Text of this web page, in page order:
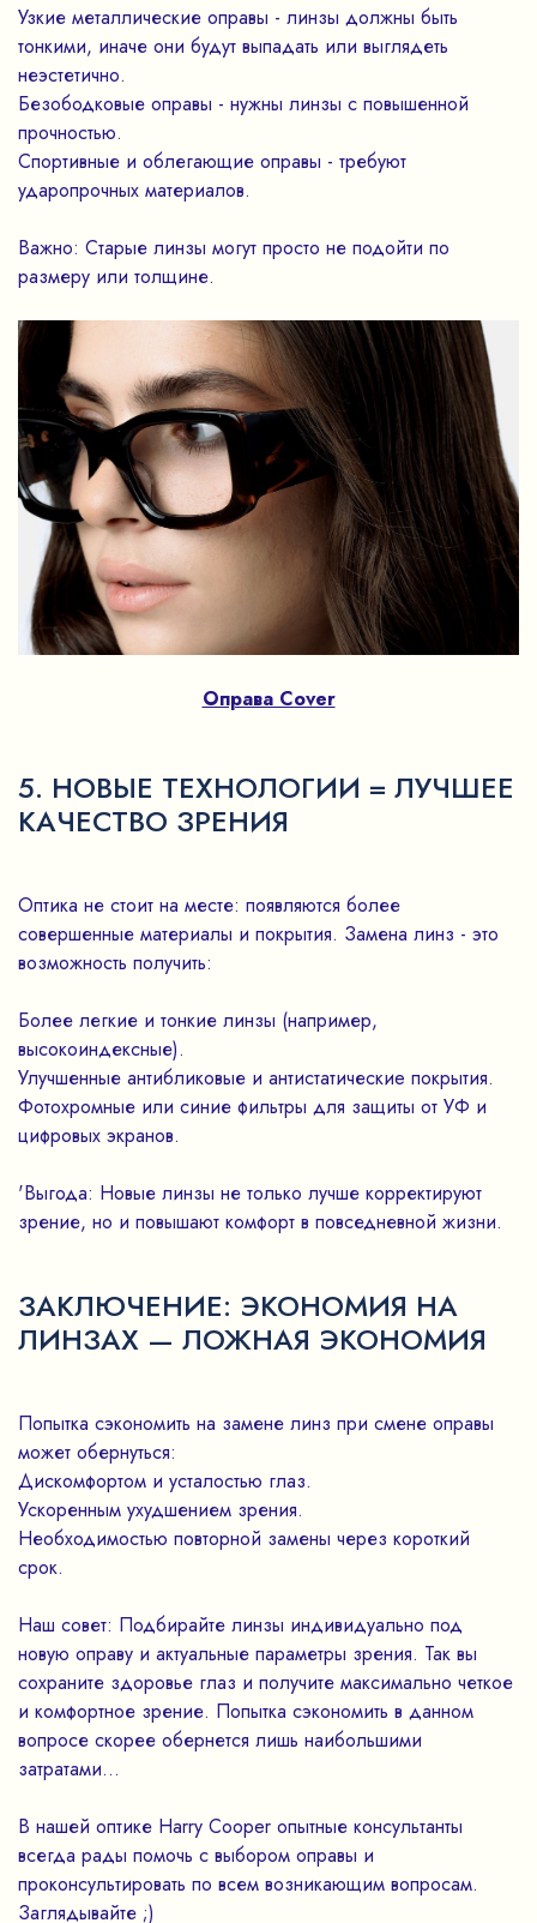
Узкие металлические оправы - линзы должны быть
тонкими, иначе они будут выпадать или выглядеть
неэстетично.
Безободковые оправы - нужны линзы с повышенной
прочностью.
Спортивные и облегающие оправы - требуют
ударопрочных материалов.
Важно: Старые линзы могут просто не подойти по
размеру или толщине.
Оправа Cover
5. НОВЫЕ ТЕХНОЛОГИИ = ЛУЧШЕЕ
КАЧЕСТВО ЗРЕНИЯ
Оптика не стоит на месте: появляются более
совершенные материалы и покрытия. Замена линз - это
возможность получить:
Более легкие и тонкие линзы (например,
высокоиндексные).
Улучшенные антибликовые и антистатическиe покрытия.
Фотохромные или синие фильтры для защиты от УФ и
цифровых экранов.
'Выгода: Новые линзы не только лучше корректируют
зрение, но и повышают комфорт в повседневной жизни.
ЗАКЛЮЧЕНИЕ: ЭКОНОМИЯ НА
ЛИНЗАХ — ЛОЖНАЯ ЭКОНОМИЯ
Попытка сэкономить на замене линз при смене оправы
может обернуться:
Дискомфортом и усталостью глаз.
Ускоренным ухудшением зрения.
Необходимостью повторной замены через короткий
срок.
Наш совет: Подбирайте линзы индивидуально под
новую оправу и актуальные параметры зрения. Так вы
сохраните здоровье глаз и получите максимально четкое
и комфортное зрение. Попытка сэкономить в данном
вопросе скорее обернется лишь наибольшими
затратами…
В нашей оптике Harry Cooper опытные консультанты
всегда рады помочь с выбором оправы и
проконсультировать по всем возникающим вопросам.
Заглядывайте ;)